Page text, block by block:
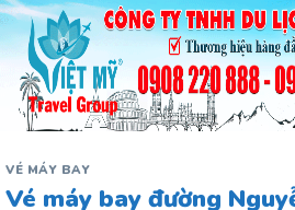
Bỏ
qua
dung
VÉ MÁY BAY
Vé máy bay đường